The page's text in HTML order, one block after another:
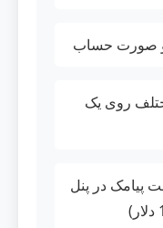
صورت حساب
مختلف روی یک
پیامک در پنل